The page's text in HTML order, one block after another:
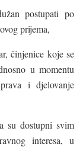
postupati po
prijema,
činjenice koje se
u momentu
i djelovanje
su dostupni svim
interesa, u